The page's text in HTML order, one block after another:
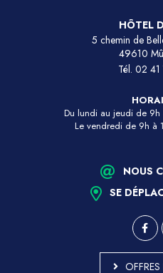
HÔTEL
5 chemin de
49610
Tél. 02 41
Du lundi au jeudi de
Le vendredi de 9h à
NOUS
SE